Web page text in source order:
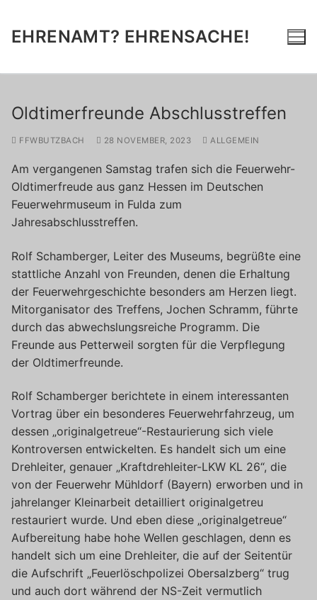
springen
EHRENAMT? EHRENSACHE!
Oldtimerfreunde Abschlusstreffen
FFWBUTZBACH 28 NOVEMBER, 2023 ALLGEMEIN
Am vergangenen Samstag trafen sich die Feuerwehr-
Oldtimerfreude aus ganz Hessen im Deutschen
Feuerwehrmuseum in Fulda zum
Jahresabschlusstreffen.
Rolf Schamberger, Leiter des Museums, begrüßte eine
stattliche Anzahl von Freunden, denen die Erhaltung
der Feuerwehrgeschichte besonders am Herzen liegt.
Mitorganisator des Treffens, Jochen Schramm, führte
durch das abwechslungsreiche Programm. Die
Freunde aus Petterweil sorgten für die Verpflegung
der Oldtimerfreunde.
Rolf Schamberger berichtete in einem interessanten
Vortrag über ein besonderes Feuerwehrfahrzeug, um
dessen „originalgetreue“-Restaurierung sich viele
Kontroversen entwickelten. Es handelt sich um eine
Drehleiter, genauer „Kraftdrehleiter-LKW KL 26“, die
von der Feuerwehr Mühldorf (Bayern) erworben und in
jahrelanger Kleinarbeit detailliert originalgetreu
restauriert wurde. Und eben diese „originalgetreue“
Aufbereitung habe hohe Wellen geschlagen, denn es
handelt sich um eine Drehleiter, die auf der Seitentür
die Aufschrift „Feuerlöschpolizei Obersalzberg“ trug
und auch dort während der NS-Zeit vermutlich